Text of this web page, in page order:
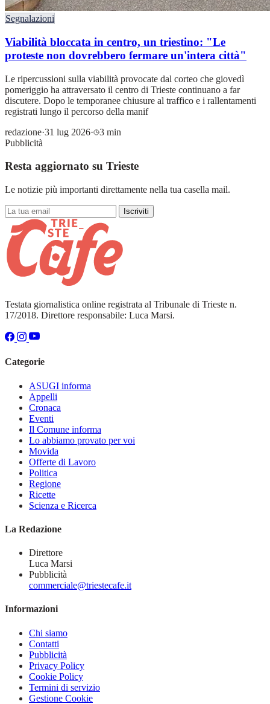
Segnalazioni
Viabilità bloccata in centro, un triestino: "Le
proteste non dovrebbero fermare un'intera città"
Le ripercussioni sulla viabilità provocate dal corteo che giovedì
pomeriggio ha attraversato il centro di Trieste continuano a far
discutere. Dopo le temporanee chiusure al traffico e i rallentamenti
registrati lungo il percorso della manif
redazione·31 lug 2026·
3 min
Pubblicità
Resta aggiornato su Trieste
Le notizie più importanti direttamente nella tua casella mail.
Iscriviti
Testata giornalistica online registrata al Tribunale di Trieste n.
17/2018. Direttore responsabile: Luca Marsi.
Categorie
ASUGI informa
Appelli
Cronaca
Eventi
Il Comune informa
Lo abbiamo provato per voi
Movida
Offerte di Lavoro
Politica
Regione
Ricette
Scienza e Ricerca
La Redazione
Direttore
Luca Marsi
Pubblicità
commerciale@triestecafe.it
Informazioni
Chi siamo
Contatti
Pubblicità
Privacy Policy
Cookie Policy
Termini di servizio
Gestione Cookie